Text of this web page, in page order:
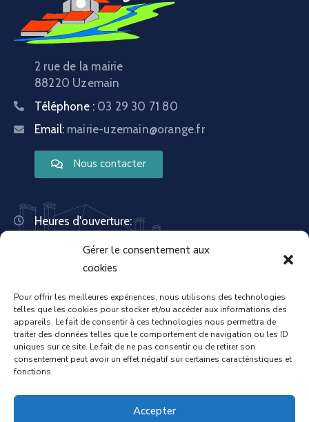
Gérer le consentement aux
cookies
Pour offrir les meilleures expériences, nous utilisons des technologies
telles que les cookies pour stocker et/ou accéder aux informations des
appareils. Le fait de consentir à ces technologies nous permettra de
traiter des données telles que le comportement de navigation ou les ID
uniques sur ce site. Le fait de ne pas consentir ou de retirer son
consentement peut avoir un effet négatif sur certaines caractéristiques et
fonctions.
Accepter
2 rue de la mairie
88220 Uzemain
Téléphone : 03 29 30 71 80
Email: mairie-uzemain@orange.fr
Nous contacter
Heures d'ouverture:
Mardi : 13:30 – 18:00
Mercredi : 08:30 – 12:00 | 14:00 – 17:00
Vendredi : 08:30 – 12:00 | 14:00 – 17:00
Samedi : Fermée
Dimanche : Fermée
Mentions légales